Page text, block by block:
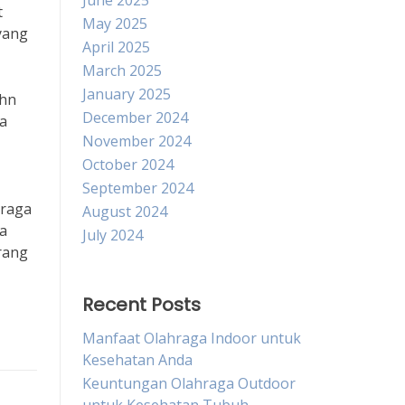
May 2025
April 2025
March 2025
January 2025
December 2024
November 2024
October 2024
September 2024
August 2024
July 2024
Recent Posts
Manfaat Olahraga Indoor untuk
Kesehatan Anda
Keuntungan Olahraga Outdoor